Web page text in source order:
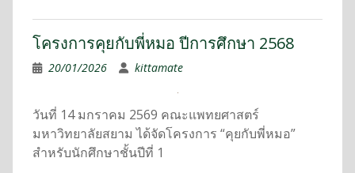
โครงการคุยกับพี่หมอ ปีการศึกษา 2568
20/01/2026 kittamate
วันที่ 14 มกราคม 2569 คณะแพทยศาสตร์
มหาวิทยาลัยสยาม ได้จัดโครงการ “คุยกับพี่หมอ”
สำหรับนักศึกษาชั้นปีที่ 1